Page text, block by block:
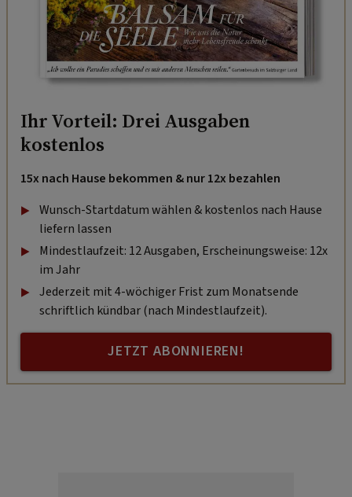
Ihr Vorteil: Drei Ausgaben
kostenlos
15x nach Hause bekommen & nur 12x bezahlen
Wunsch-Startdatum wählen & kostenlos nach Hause
liefern lassen
Mindestlaufzeit: 12 Ausgaben, Erscheinungsweise: 12x
im Jahr
Jederzeit mit 4-wöchiger Frist zum Monatsende
schriftlich kündbar (nach Mindestlaufzeit).
JETZT ABONNIEREN!